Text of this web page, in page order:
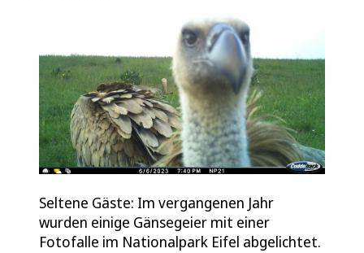
Seltene Gäste: Im vergangenen Jahr
wurden einige Gänsegeier mit einer
Fotofalle im Nationalpark Eifel abgelichtet.